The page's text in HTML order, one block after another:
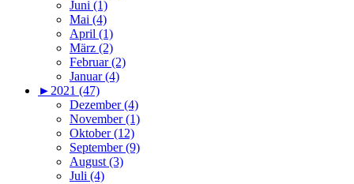
Juni (1)
Mai (4)
April (1)
März (2)
Februar (2)
Januar (4)
► 2021 (47)
Dezember (4)
November (1)
Oktober (12)
September (9)
August (3)
Juli (4)